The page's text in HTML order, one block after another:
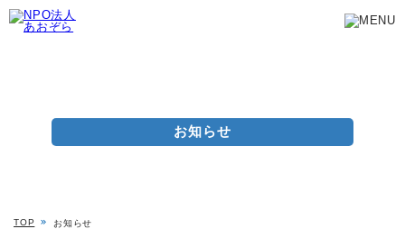
お知らせ
TOP お知らせ